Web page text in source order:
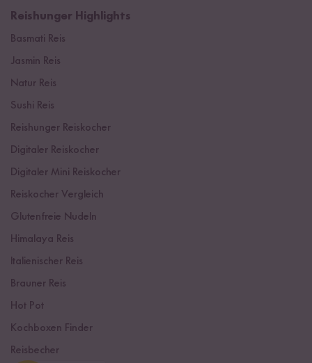
Reishunger Highlights
Basmati Reis
Jasmin Reis
Natur Reis
Sushi Reis
Reishunger Reiskocher
Digitaler Reiskocher
Digitaler Mini Reiskocher
Reiskocher Vergleich
Glutenfreie Nudeln
Himalaya Reis
Italienischer Reis
Brauner Reis
Hot Pot
Kochboxen Finder
Reisbecher